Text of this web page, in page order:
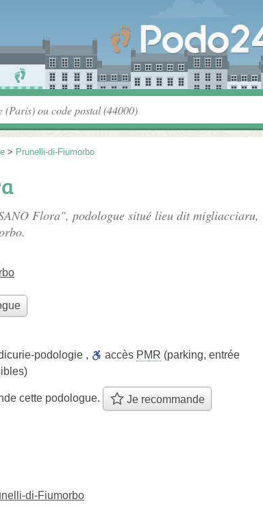
> Prunelli-di-Fiumorbo
Flora", podologue situé lieu dit migliacciaru,
podologie , accès PMR (parking, entrée
cette podologue. Je recommande
di-Fiumorbo